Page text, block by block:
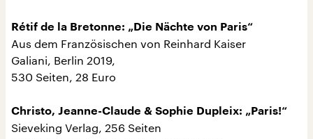
Rétif de la Bretonne: „Die Nächte von Paris“
Aus dem Französischen von Reinhard Kaiser
Galiani, Berlin 2019,
530 Seiten, 28 Euro
Christo, Jeanne-Claude & Sophie Dupleix: „Paris!“
Sieveking Verlag, 256 Seiten